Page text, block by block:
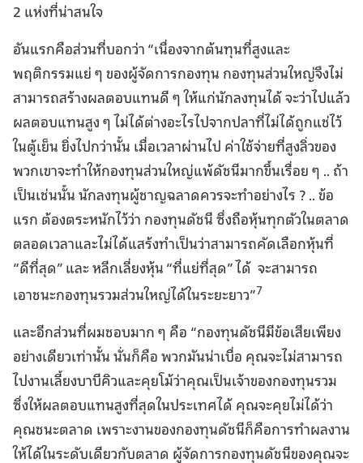
2 แห่งที่น่าสนใจ
อันแรกคือส่วนที่บอกว่า “เนื่องจากต้นทุนที่สูงและ
พฤติกรรมแย่ ๆ ของผู้จัดการกองทุน กองทุนส่วนใหญ่จึงไม่
สามารถสร้างผลตอบแทนดี ๆ ให้แก่นักลงทุนได้ จะว่าไปแล้ว
ผลตอบแทนสูง ๆ ไม่ได้ต่างอะไรไปจากปลาที่ไม่ได้ถูกแช่ไว้
ในตู้เย็น ยิ่งไปกว่านั้น เมื่อเวลาผ่านไป ค่าใช้จ่ายที่สูงลิ่วของ
พวกเขาจะทำให้กองทุนส่วนใหญ่แพ้ดัชนีมากขึ้นเรื่อย ๆ .. ถ้า
เป็นเช่นนั้น นักลงทุนผู้ชาญฉลาดควรจะทำอย่างไร ? .. ข้อ
แรก ต้องตระหนักไว้ว่า กองทุนดัชนี ซึ่งถือหุ้นทุกตัวในตลาด
ตลอดเวลาและไม่ได้แสร้งทำเป็นว่าสามารถคัดเลือกหุ้นที่
“ดีที่สุด” และ หลีกเลี่ยงหุ้น “ที่แย่ที่สุด” ได้ จะสามารถ
เอาชนะกองทุนรวมส่วนใหญ่ได้ในระยะยาว”7
และอีกส่วนที่ผมชอบมาก ๆ คือ “กองทุนดัชนีมีข้อเสียเพียง
อย่างเดียวเท่านั้น นั่นก็คือ พวกมันน่าเบื่อ คุณจะไม่สามารถ
ไปงานเลี้ยงบาบีคิวและคุยโม้ว่าคุณเป็นเจ้าของกองทุนรวม
ซึ่งให้ผลตอบแทนสูงที่สุดในประเทศได้ คุณจะคุยไม่ได้ว่า
คุณชนะตลาด เพราะงานของกองทุนดัชนีก็คือการทำผลงาน
ให้ได้ในระดับเดียวกับตลาด ผู้จัดการกองทุนดัชนีของคุณจะ